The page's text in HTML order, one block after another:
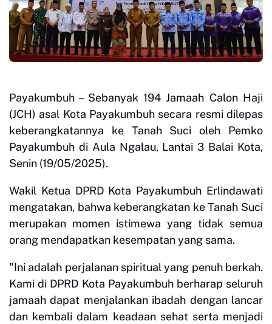
Payakumbuh – Sebanyak 194 Jamaah Calon Haji
(JCH) asal Kota Payakumbuh secara resmi dilepas
keberangkatannya ke Tanah Suci oleh Pemko
Payakumbuh di Aula Ngalau, Lantai 3 Balai Kota,
Senin (19/05/2025).
Wakil Ketua DPRD Kota Payakumbuh Erlindawati
mengatakan, bahwa keberangkatan ke Tanah Suci
merupakan momen istimewa yang tidak semua
orang mendapatkan kesempatan yang sama.
"Ini adalah perjalanan spiritual yang penuh berkah.
Kami di DPRD Kota Payakumbuh berharap seluruh
jamaah dapat menjalankan ibadah dengan lancar
dan kembali dalam keadaan sehat serta menjadi